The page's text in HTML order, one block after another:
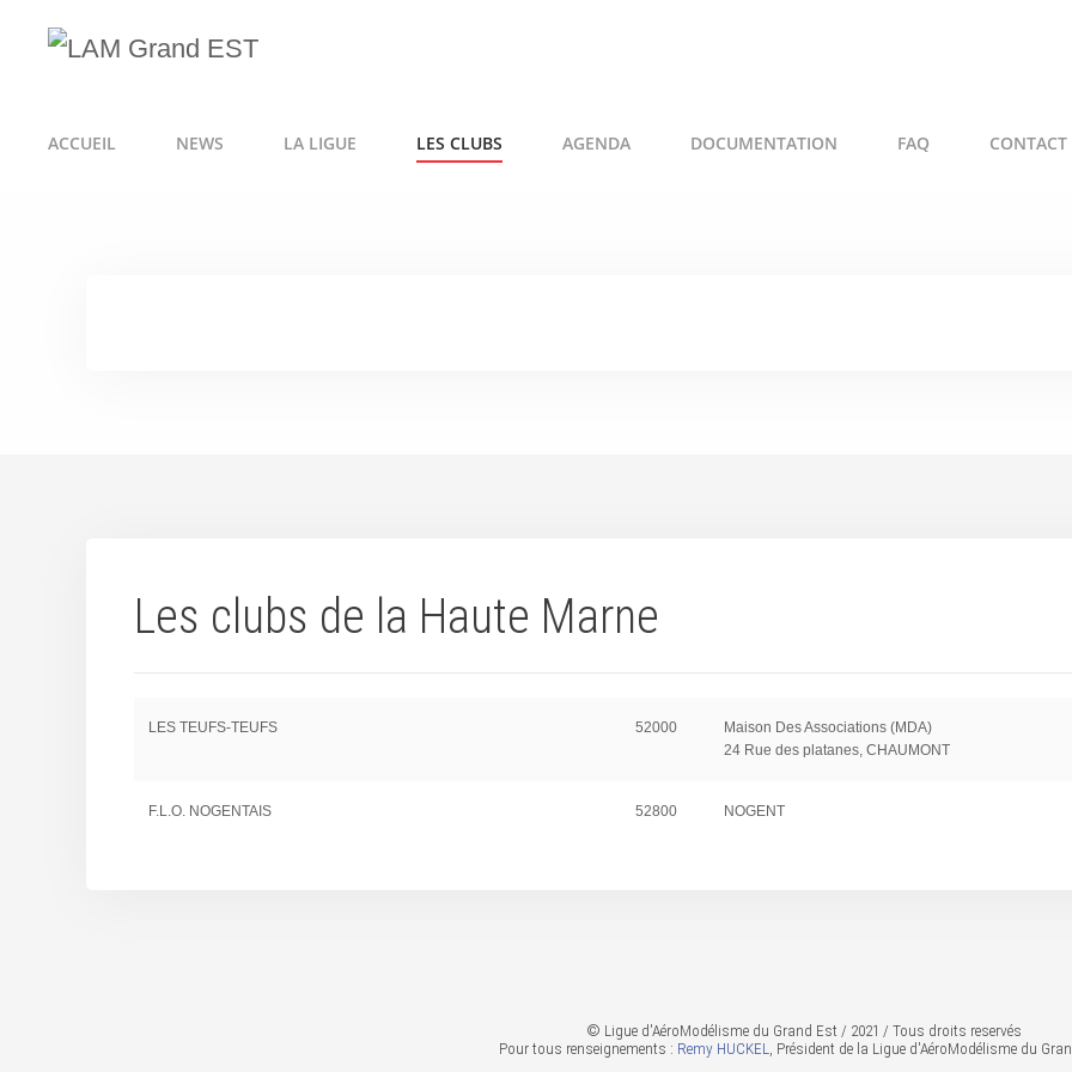
ACCUEIL NEWS LA LIGUE LES CLUBS AGENDA DOCUMENTATION FAQ CONTACT
Les clubs de la Haute Marne
LES TEUFS-TEUFS 52000
Maison Des Associations (MDA)
24 Rue des platanes, CHAUMONT
F.L.O. NOGENTAIS 52800 NOGENT
© Ligue d'AéroModélisme du Grand Est / 2021 / Tous droits reservés
Pour tous renseignements : Remy HUCKEL, Président de la Ligue d'AéroModélisme du